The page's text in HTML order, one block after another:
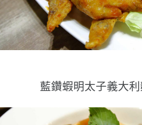
藍鑽蝦明太子義大